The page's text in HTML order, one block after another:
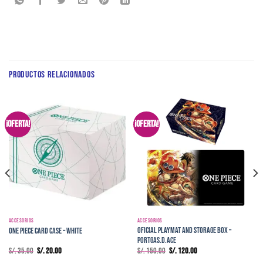
PRODUCTOS RELACIONADOS
¡Oferta!
ACCESORIOS
One Piece Card Case – White
S/.35.00 El
S/.20.00El
¡Oferta!
ACCESORIOS
Oficial Playmat and Storage Box –
Portgas.D.Ace
S/.150.00 El
S/.120.00El